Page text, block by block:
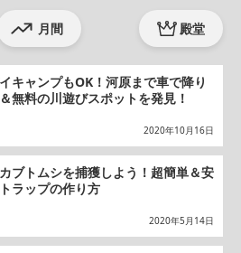
月間 殿堂
イキャンプもOK！河原まで車で降り
無料の川遊びスポットを発見！
2020年10月16日
ブトムシを捕獲しよう！超簡単＆安
ラップの作り方
2020年5月14日